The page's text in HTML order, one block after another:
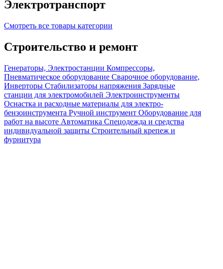
Электротранспорт
Смотреть все товары категории
Строительство и ремонт
Генераторы, Электростанции Компрессоры,
Пневматическое оборудование Сварочное оборудование,
Инверторы Стабилизаторы напряжения Зарядные
станции для электромобилей Электроинструменты
Оснастка и расходные материалы для электро-
бензоинструмента Ручной инструмент Оборудование для
работ на высоте Автоматика Спецодежда и средства
индивидуальной защиты Строительный крепеж и
фурнитура